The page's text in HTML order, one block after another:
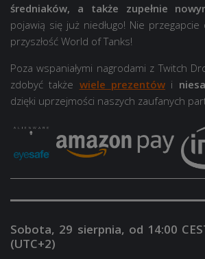
średniaków, a także zupełnie
pojawią się już niedługo! Nie
przyszłość World of Tanks!
Poza wspaniałymi nagrodami z Twitch
zdobyć także wiele prezentów i
dzięki uprzejmości naszych zaufanych
Sobota, 29 sierpnia, od 14:00
(UTC+2)